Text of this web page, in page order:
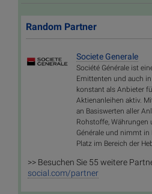
Random Partner
Societe Generale
Société Générale ist
Emittenten und auch
konstant als Anbieter
Aktienanleihen aktiv.
an Basiswerten aller
Rohstoffe, Währungen
Générale und nimmt
Platz im Bereich der
>> Besuchen Sie 55 weitere
social.com/partner